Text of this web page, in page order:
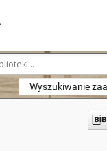
Wyszukiwanie